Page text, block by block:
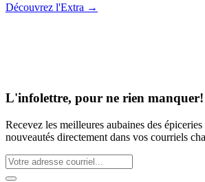
Découvrez l'Extra →
L'infolettre, pour ne rien manquer!
Recevez les meilleures aubaines des
nouveautés directement dans vos courriels